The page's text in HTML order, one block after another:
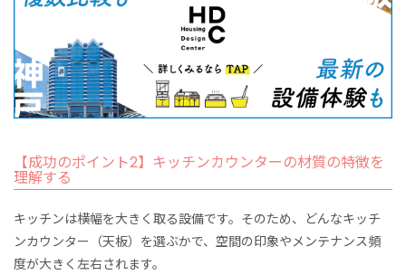
【成功のポイント2】キッチンカウンターの材質の特徴を
理解する
キッチンは横幅を大きく取る設備です。そのため、どんなキッチ
ンカウンター（天板）を選ぶかで、空間の印象やメンテナンス頻
度が大きく左右されます。